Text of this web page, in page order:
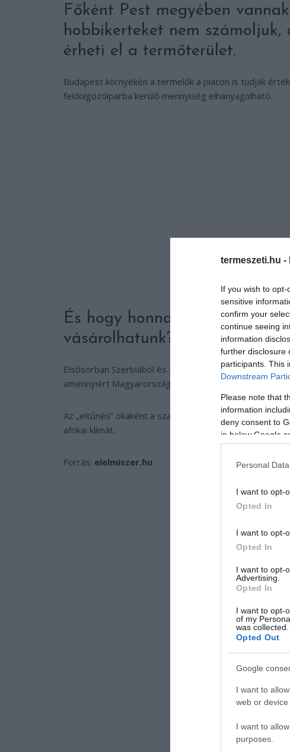
termeszeti.hu -
If you wish to
sensitive
confirm your
continue seeing
information
further disclosure
participants. This
Downstream
Please note that
information
deny consent to
in below Google
Personal
I want to opt-
Opted In
I want to opt-
Opted In
I want to opt-
Advertising.
Opted In
I want to opt-
of my
was collected.
Opted Out
Google
I want to
web or device
I want to
purposes.
Főként Pest megyében
hobbikerteket nem
érheti el a termőterület.
Budapest környékén a termelők a piacon is tudják
feldolgozóiparba kerülő mennyiség elhanyagolható.
És hogy honnan érkezik a
vásárolhatunk?
Elsősorban Szerbiából és Lengyelországból
amennyiért Magyarországon a hűtőipari vállalatok az
Az „eltűnés” okaként a szakemberek a forró, száraz
afrikai klímát.
Forrás: elelmiszer.hu